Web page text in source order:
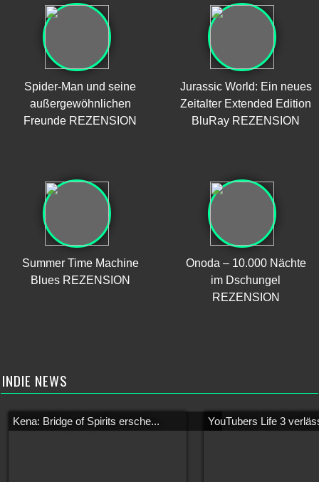
Spider-Man und seine
außergewöhnlichen
Freunde REZENSION
Jurassic World: Ein neues
Zeitalter Extended Edition
BluRay REZENSION
Summer Time Machine
Blues REZENSION
Onoda – 10.000 Nächte
im Dschungel
REZENSION
INDIE NEWS
Kena: Bridge of Spirits ersche... YouTubers Life 3